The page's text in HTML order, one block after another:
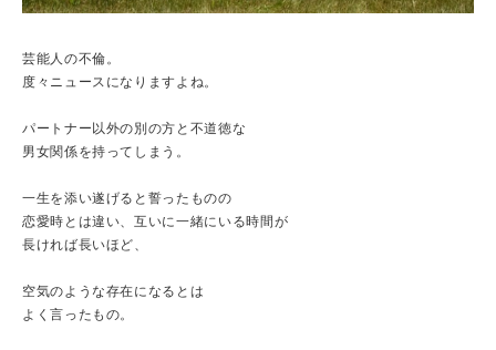
芸能人の不倫。
度々ニュースになりますよね。
パートナー以外の別の方と不道徳な
男女関係を持ってしまう。
一生を添い遂げると誓ったものの
恋愛時とは違い、互いに一緒にいる時間が
長ければ長いほど、
空気のような存在になるとは
よく言ったもの。